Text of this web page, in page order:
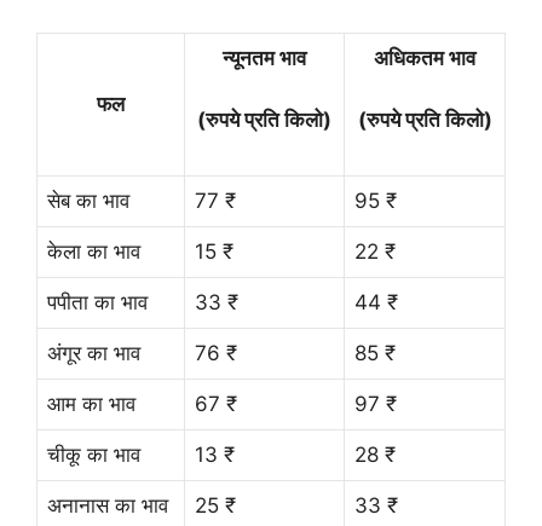
फल
न्यूनतम भाव
(रुपये प्रति किलो)
अधिकतम भाव
(रुपये प्रति किलो)
सेब का भाव 77 ₹ 95 ₹
केला का भाव 15 ₹ 22 ₹
पपीता का भाव 33 ₹ 44 ₹
अंगूर का भाव 76 ₹ 85 ₹
आम का भाव 67 ₹ 97 ₹
चीकू का भाव 13 ₹ 28 ₹
अनानास का भाव 25 ₹ 33 ₹